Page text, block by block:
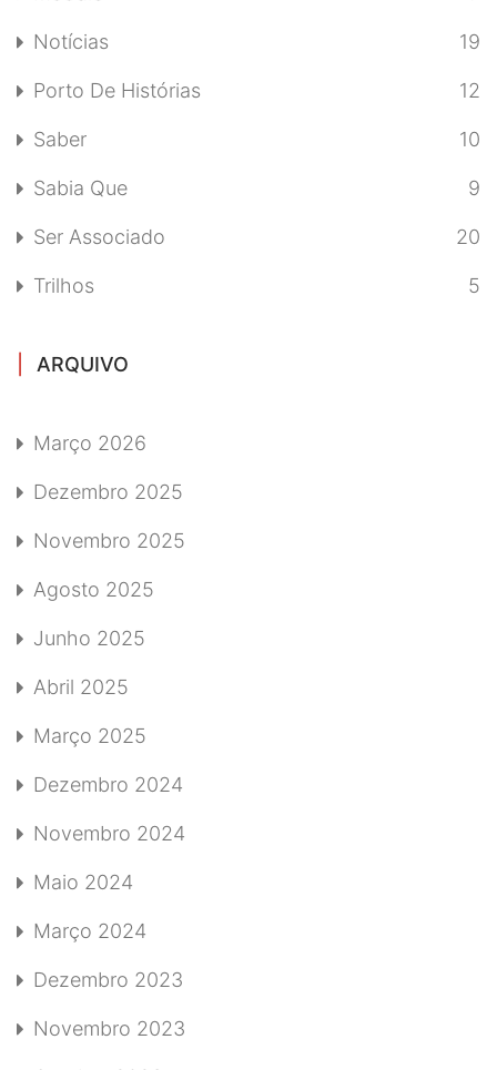
Notícias 19
Porto De Histórias 12
Saber 10
Sabia Que 9
Ser Associado 20
Trilhos 5
ARQUIVO
Março 2026
Dezembro 2025
Novembro 2025
Agosto 2025
Junho 2025
Abril 2025
Março 2025
Dezembro 2024
Novembro 2024
Maio 2024
Março 2024
Dezembro 2023
Novembro 2023